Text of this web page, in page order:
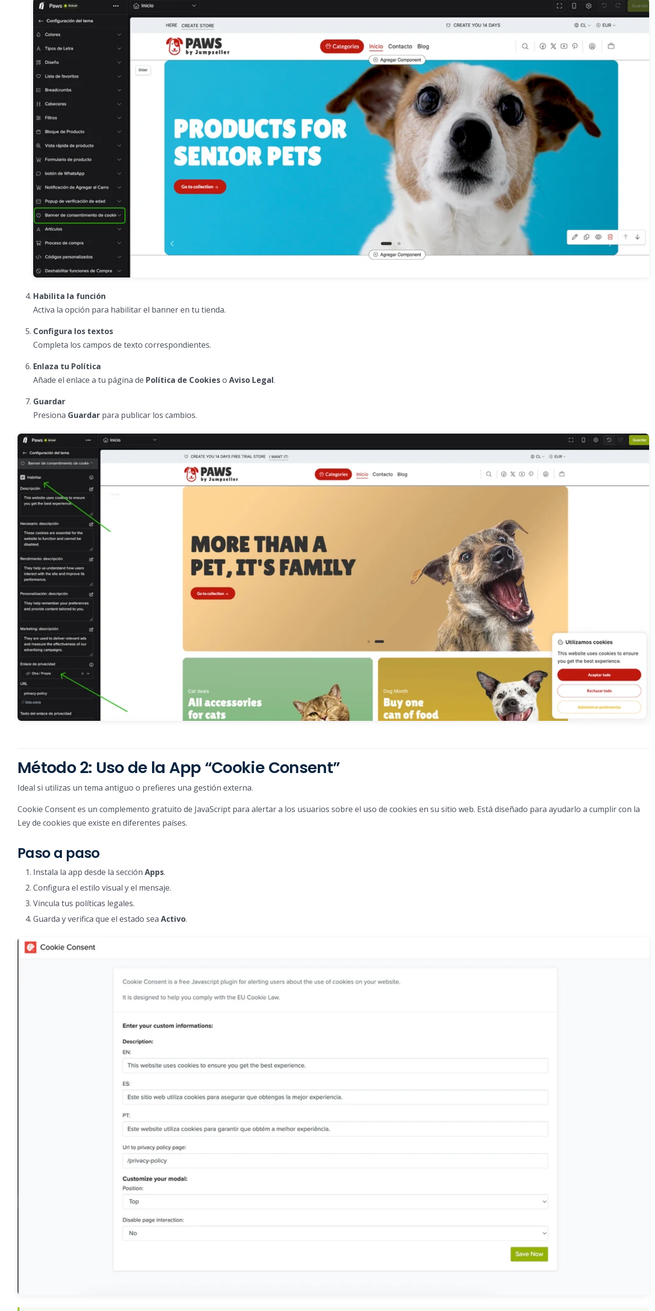
Habilita la función
Activa la opción para habilitar el banner en tu tienda.
Configura los textos
Completa los campos de texto correspondientes.
Enlaza tu Política
Añade el enlace a tu página de Política de Cookieso Aviso Legal.
Guardar
Presiona Guardar para publicar los cambios.
Método 2: Uso de la App “Cookie Consent”
Ideal si utilizas un tema antiguo o prefieres una gestión externa.
Cookie Consent es un complemento gratuito de JavaScript para alertar a los usuarios sobre el uso de cookies en su sitio web. Está diseñado para ayudarlo a cumplir con la
Ley de cookies que existe en diferentes países.
Paso a paso
Instala la app desde la sección Apps.
Configura el estilo visual y el mensaje.
Vincula tus políticas legales.
Guarda y verifica que el estado sea Activo.